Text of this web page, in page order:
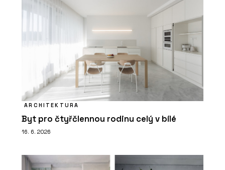
ARCHITEKTURA
Byt pro čtyřčlennou rodinu celý v bílé
16. 6. 2026